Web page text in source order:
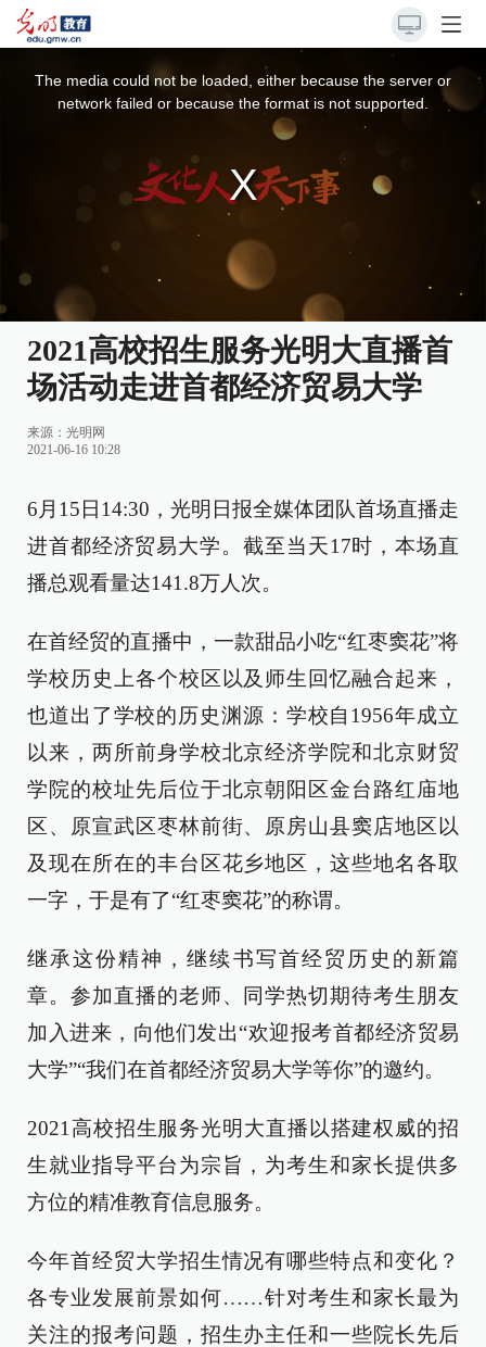
The media could not be loaded, either because the server or
network failed or because the format is not supported.
2021高校招生服务光明大直播首
场活动走进首都经济贸易大学
来源： 光明网
2021-06-16 10:28
6月15日14:30，光明日报全媒体团队首场直播走
进首都经济贸易大学。截至当天17时，本场直
播总观看量达141.8万人次。
在首经贸的直播中，一款甜品小吃“红枣窦花”将
学校历史上各个校区以及师生回忆融合起来，
也道出了学校的历史渊源：学校自1956年成立
以来，两所前身学校北京经济学院和北京财贸
学院的校址先后位于北京朝阳区金台路红庙地
区、原宣武区枣林前街、原房山县窦店地区以
及现在所在的丰台区花乡地区，这些地名各取
一字，于是有了“红枣窦花”的称谓。
继承这份精神，继续书写首经贸历史的新篇
章。参加直播的老师、同学热切期待考生朋友
加入进来，向他们发出“欢迎报考首都经济贸易
大学”“我们在首都经济贸易大学等你”的邀约。
2021高校招生服务光明大直播以搭建权威的招
生就业指导平台为宗旨，为考生和家长提供多
方位的精准教育信息服务。
今年首经贸大学招生情况有哪些特点和变化？
各专业发展前景如何……针对考生和家长最为
关注的报考问题，招生办主任和一些院长先后